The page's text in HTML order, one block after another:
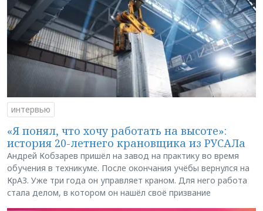
интервью
«Я понял, что хочу работать на высоте»:
история 20-летнего крановщика из РУСАЛа
Андрей Кобзарев пришёл на завод на практику во время
обучения в техникуме. После окончания учёбы вернулся на
КрАЗ. Уже три года он управляет краном. Для него работа
стала делом, в котором он нашёл своё призвание